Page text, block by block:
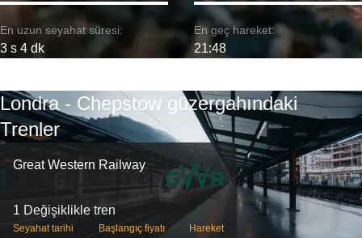
En uzun seyahat süresi:
3 s 4 dk
En geç hareket:
21:48
Londra - Chepstow güzergahındaki
Trenler
Great Western Railway
1 Değişiklikle tren
Seyahat tarihi Başlangıç ​​fiyatı Hareket